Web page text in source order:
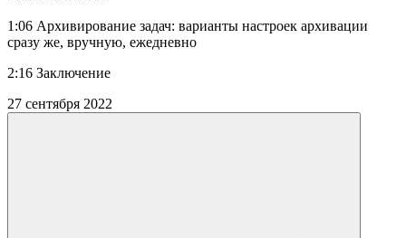
1:06 Архивирование задач: варианты настроек архивации
сразу же, вручную, ежедневно
2:16 Заключение
27 сентября 2022